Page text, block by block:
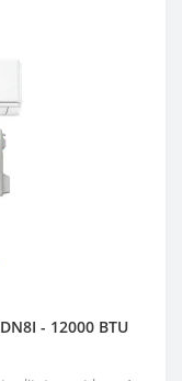
- 12000 BTU